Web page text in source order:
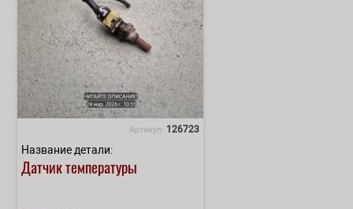
Артикул: 126723
Название детали:
Датчик температуры